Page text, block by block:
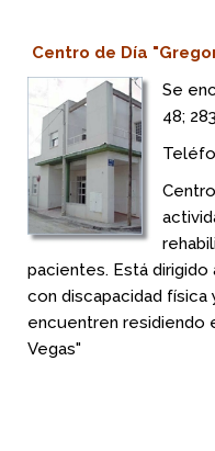
Centro de Día
Se
48;
pacientes. Está
con discapacidad
encuentren residiendo
Vegas"